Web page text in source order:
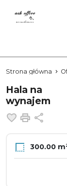
Strona główna
Hala na
wynajem
Dodaj do
Drukuj
300.00